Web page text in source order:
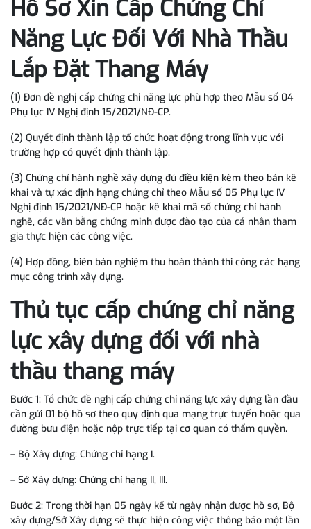
Hồ Sơ Xin Cấp Chứng Chỉ
Năng Lực Đối Với Nhà Thầu
Lắp Đặt Thang Máy
(1) Đơn đề nghị cấp chứng chỉ năng lực phù hợp theo Mẫu số 04
Phụ lục IV Nghị định 15/2021/NĐ-CP.
(2) Quyết định thành lập tổ chức hoạt động trong lĩnh vực với
trường hợp có quyết định thành lập.
(3) Chứng chỉ hành nghề xây dựng đủ điều kiện kèm theo bản kê
khai và tự xác định hạng chứng chỉ theo Mẫu số 05 Phụ lục IV
Nghị định 15/2021/NĐ-CP hoặc kê khai mã số chứng chỉ hành
nghề, các văn bằng chứng minh được đào tạo của cá nhân tham
gia thực hiện các công việc.
(4) Hợp đồng, biên bản nghiệm thu hoàn thành thi công các hạng
mục công trình xây dựng.
Thủ tục cấp chứng chỉ năng
lực xây dựng đối với nhà
thầu thang máy
Bước 1: Tổ chức đề nghị cấp chứng chỉ năng lực xây dựng lần đầu
cần gửi 01 bộ hồ sơ theo quy định qua mạng trực tuyến hoặc qua
đường bưu điện hoặc nộp trực tiếp tại cơ quan có thẩm quyền.
– Bộ Xây dựng: Chứng chỉ hạng I.
– Sở Xây dựng: Chứng chỉ hạng II, III.
Bước 2: Trong thời hạn 05 ngày kể từ ngày nhận được hồ sơ, Bộ
xây dựng/Sở Xây dựng sẽ thực hiện công việc thông báo một lần